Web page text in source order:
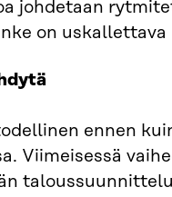
johdetaan
on uskallettava
ennen
Viimeisessä